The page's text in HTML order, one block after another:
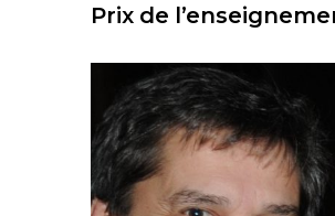
Prix de